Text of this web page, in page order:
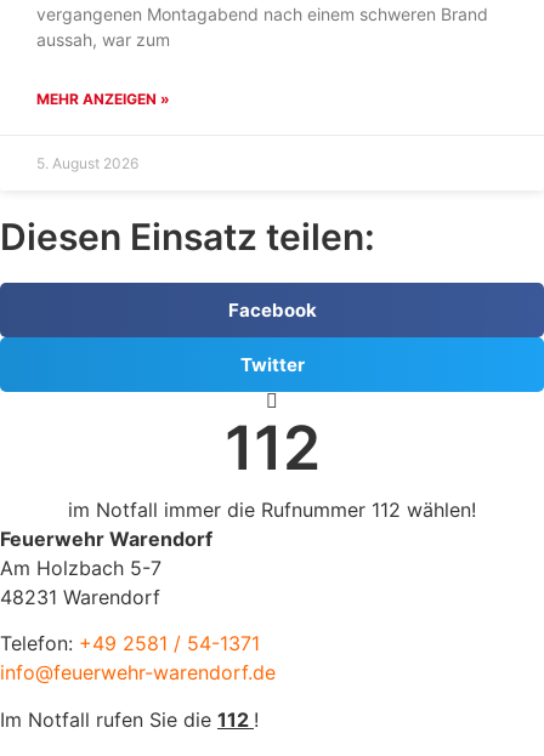
vergangenen Montagabend nach einem schweren Brand
aussah, war zum
MEHR ANZEIGEN »
5. August 2026
Diesen Einsatz teilen:
Facebook
Twitter
112
im Notfall immer die Rufnummer 112 wählen!
Feuerwehr Warendorf
Am Holzbach 5-7
48231 Warendorf
Telefon: +49 2581 / 54-1371
info@feuerwehr-warendorf.de
Im Notfall rufen Sie die 112 !